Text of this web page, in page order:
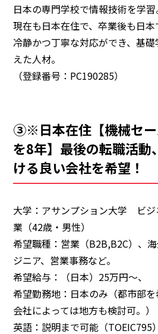
日本の専門学校で情報技術を学習
現在も日本在住で、卒業後も日本
冷静かつ丁寧な対応ができ、基
えた人材。
（登録番号：PC190285）
③※日本在住【機械セー
を8年】最後の転職活動
ける良い会社を希望！
大学：アサンプション大学 ビジ
業（42歳・男性）
希望職種：営業（B2B,B2C）、海
ジニア、営業事務など。
希望給与：（日本）25万円～、
希望勤務地：日本のみ（都市部
会社によっては地方も検討可。）
英語：説明まで可能（TOEIC795